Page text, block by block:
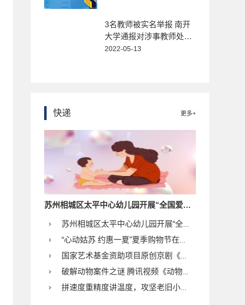
3名教师被实名举报 南开
大学通报对涉事教师处理
情况
2022-05-13
快递 更多+
苏州相城区太平中心幼儿园开展“全国爱眼日”活动
苏州相城区太平中心幼儿园开展“全国爱眼日”活动
“心动姑苏 约惠一夏”夏季购物节在苏州观前街正式启动
国家艺术基金资助项目原创京剧《张謇》首演大获成功
破解动物案件之谜 腾讯视频《动物神探队》海外首播破纪录
拼速度重精度讲温度，攻坚老旧小区“拔点清面”